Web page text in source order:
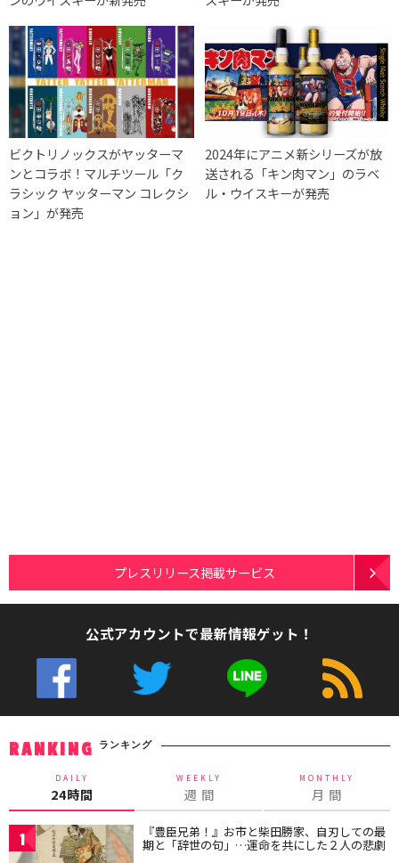
ビクトリノックスがヤッターマ
ンとコラボ！マルチツール「ク
ラシック ヤッターマン コレクシ
ョン」が発売
2024年にアニメ新シリーズが放
送される「キン肉マン」のラベ
ル・ウイスキーが発売
プレスリリース掲載サービス
公式アカウントで最新情報ゲット！
RANKING ランキング
DAILY
24時間
WEEKLY
週 間
MONTHLY
月 間
1 『豊臣兄弟！』お市と柴田勝家、自刃しての最
期と「辞世の句」…運命を共にした２人の悲劇